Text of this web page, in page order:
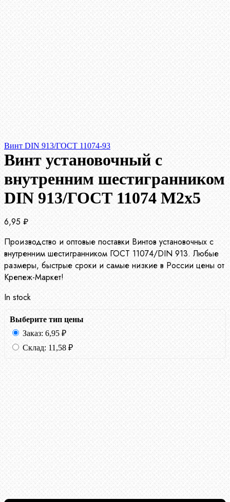
Винт DIN 913/ГОСТ 11074-93
Винт установочный с
внутренним шестигранником
DIN 913/ГОСТ 11074 М2х5
6,95 ₽
Производство и оптовые поставки Винтов установочных с
внутренним шестигранником ГОСТ 11074/DIN 913. Любые
размеры, быстрые сроки и самые низкие в России цены от
Крепеж-Маркет!
In stock
Выберите тип цены
Заказ: 6,95 ₽
Склад: 11,58 ₽